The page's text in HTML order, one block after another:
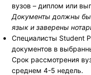
вузов – диплом или
Документы должны
язык и заверены
Специалисты Student
документов в
Срок рассмотрения
среднем 4-5 недель.